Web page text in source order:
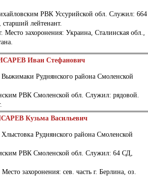
РВК Уссурийской обл. Служил: 664
лейтенант.
захоронения: Украина, Сталинская обл.,
Иван Стефанович
Руднянского района Смоленской
РВК Смоленской обл. Служил: рядовой.
Кузьма Васильевич
Руднянского района Смоленской
РВК Смоленской обл. Служил: 64 СД,
захоронения: сев. часть г. Берлина, оз.